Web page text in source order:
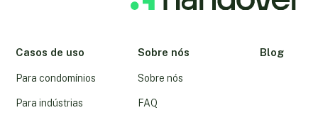
Casos de uso
Para condomínios
Para indústrias
Sobre nós
Sobre nós
FAQ
Blog